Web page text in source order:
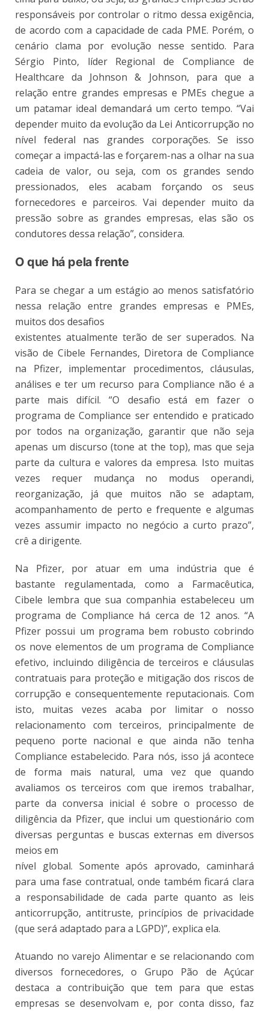
responsáveis por controlar o ritmo dessa exigência,
de acordo com a capacidade de cada PME. Porém, o
cenário clama por evolução nesse sentido. Para
Sérgio Pinto, líder Regional de Compliance de
Healthcare da Johnson & Johnson, para que a
relação entre grandes empresas e PMEs chegue a
um patamar ideal demandará um certo tempo. “Vai
depender muito da evolução da Lei Anticorrupção no
nível federal nas grandes corporações. Se isso
começar a impactá-las e forçarem-nas a olhar na sua
cadeia de valor, ou seja, com os grandes sendo
pressionados, eles acabam forçando os seus
fornecedores e parceiros. Vai depender muito da
pressão sobre as grandes empresas, elas são os
condutores dessa relação”, considera.
O que há pela frente
Para se chegar a um estágio ao menos satisfatório
nessa relação entre grandes empresas e PMEs,
muitos dos desafios
existentes atualmente terão de ser superados. Na
visão de Cibele Fernandes, Diretora de Compliance
na Pfizer, implementar procedimentos, cláusulas,
análises e ter um recurso para Compliance não é a
parte mais difícil. “O desafio está em fazer o
programa de Compliance ser entendido e praticado
por todos na organização, garantir que não seja
apenas um discurso (tone at the top), mas que seja
parte da cultura e valores da empresa. Isto muitas
vezes requer mudança no modus operandi,
reorganização, já que muitos não se adaptam,
acompanhamento de perto e frequente e algumas
vezes assumir impacto no negócio a curto prazo”,
crê a dirigente.
Na Pfizer, por atuar em uma indústria que é
bastante regulamentada, como a Farmacêutica,
Cibele lembra que sua companhia estabeleceu um
programa de Compliance há cerca de 12 anos. “A
Pfizer possui um programa bem robusto cobrindo
os nove elementos de um programa de Compliance
efetivo, incluindo diligência de terceiros e cláusulas
contratuais para proteção e mitigação dos riscos de
corrupção e consequentemente reputacionais. Com
isto, muitas vezes acaba por limitar o nosso
relacionamento com terceiros, principalmente de
pequeno porte nacional e que ainda não tenha
Compliance estabelecido. Para nós, isso já acontece
de forma mais natural, uma vez que quando
avaliamos os terceiros com que iremos trabalhar,
parte da conversa inicial é sobre o processo de
diligência da Pfizer, que inclui um questionário com
diversas perguntas e buscas externas em diversos
meios em
nível global. Somente após aprovado, caminhará
para uma fase contratual, onde também ficará clara
a responsabilidade de cada parte quanto as leis
anticorrupção, antitruste, princípios de privacidade
(que será adaptado para a LGPD)”, explica ela.
Atuando no varejo Alimentar e se relacionando com
diversos fornecedores, o Grupo Pão de Açúcar
destaca a contribuição que tem para que estas
empresas se desenvolvam e, por conta disso, faz